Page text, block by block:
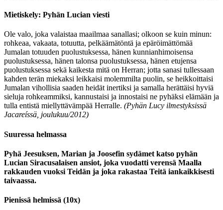
Mietiskely: Pyhän Lucian viesti
Ole valo, joka valaistaa maailmaa sanallasi; olkoon se kuin minun:
rohkeaa, vakaata, totuutta, pelkäämätöntä ja epäröimättömää
Jumalan totuuden puolustuksessa, hänen kunnianhimoisensa
puolustuksessa, hänen talonsa puolustuksessa, hänen etujensa
puolustuksessa sekä kaikesta mitä on Herran; jotta sanasi tullessaan
kahden terän miekaksi leikkaisi molemmilta puolin, se heikkoittaisi
Jumalan vihollisia saaden heidät inertiksi ja samalla herättäisi hyviä
sieluja rohkeammiksi, kannustaisi ja innostaisi ne pyhäksi elämään ja
tulla entistä miellyttävämpää Herralle. (Pyhän Lucy ilmestyksissä
Jacareíssä, joulukuu/2012)
Suuressa helmassa
Pyhä Jeesuksen, Marian ja Joosefin sydämet katso pyhän
Lucian Siracusalaisen ansiot, joka vuodatti verensä Maalla
rakkauden vuoksi Teidän ja joka rakastaa Teitä iankaikkisesti
taivaassa.
Pienissä helmissä (10x)